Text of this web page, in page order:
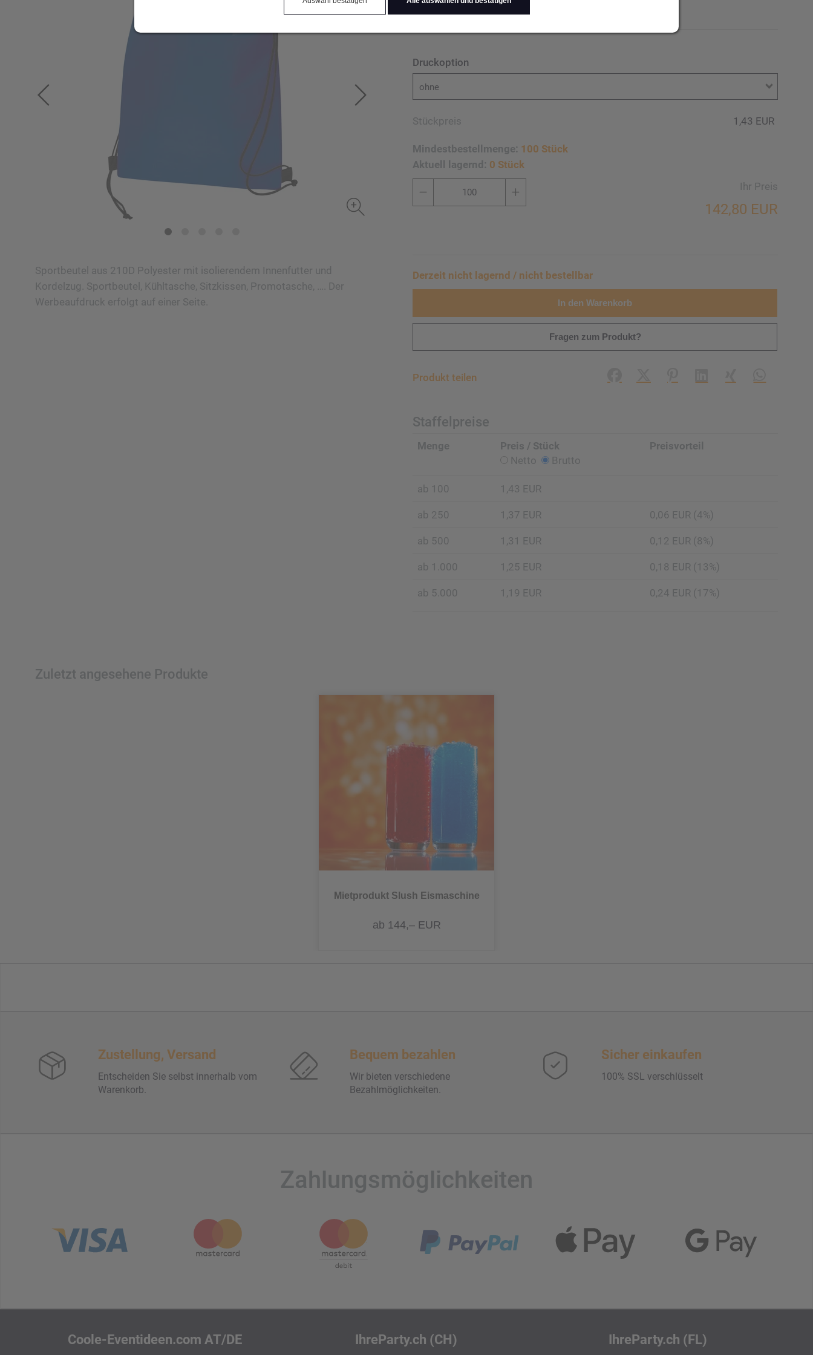
Sportbeutel aus 210D Polyester mit isolierendem Innenfutter und
Kordelzug. Sportbeutel, Kühltasche, Sitzkissen, Promotasche, …. Der
Werbeaufdruck erfolgt auf einer Seite.
Druckoption
ohne
Stückpreis 1,43 EUR
Mindestbestellmenge: 100 Stück
Aktuell lagernd: 0 Stück
Ihr Preis
142,80 EUR
Derzeit nicht lagernd / nicht bestellbar
In den Warenkorb
Fragen zum Produkt?
Produkt teilen Facebook
X PinterestLinkedInXing WhatsApp
Staffelpreise
Menge
Preis / Stück
Netto
Brutto
Preisvorteil
ab 100 1,43 EUR
ab 250 1,37 EUR 0,06 EUR (4%)
ab 500 1,31 EUR 0,12 EUR (8%)
ab 1.000 1,25 EUR 0,18 EUR (13%)
ab 5.000 1,19 EUR 0,24 EUR (17%)
Zuletzt angesehene Produkte
Mietprodukt Slush Eismaschine
ab 144,– EUR
Zustellung, Versand
Entscheiden Sie selbst innerhalb vom
Warenkorb.
Bequem bezahlen
Wir bieten verschiedene
Bezahlmöglichkeiten.
Sicher einkaufen
100% SSL verschlüsselt
Zahlungsmöglichkeiten
Coole-Eventideen.com AT/DE IhreParty.ch (CH) IhreParty.ch (FL)